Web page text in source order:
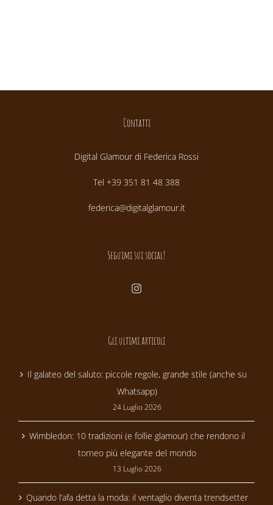
Contatti
Digital Glamour di Federica Rossi
Tel +39 351 81 48 388
federica@digitalglamour.it
Seguimi sui social!
Gli ultimi articoli
Il galateo del saluto: piccole regole, grande stile (anche su
Whatsapp)
24 Luglio 2026
Wimbledon: 10 tradizioni (e follie glamour) che rendono il
torneo più elegante del mondo
13 Luglio 2026
Quando l’afa detta la moda: il ventaglio diventa trendsetter